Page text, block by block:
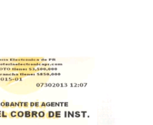
Sobre el sorteo de Powerball,
se continuará realizando en los
podrán conocer los
a través de la página